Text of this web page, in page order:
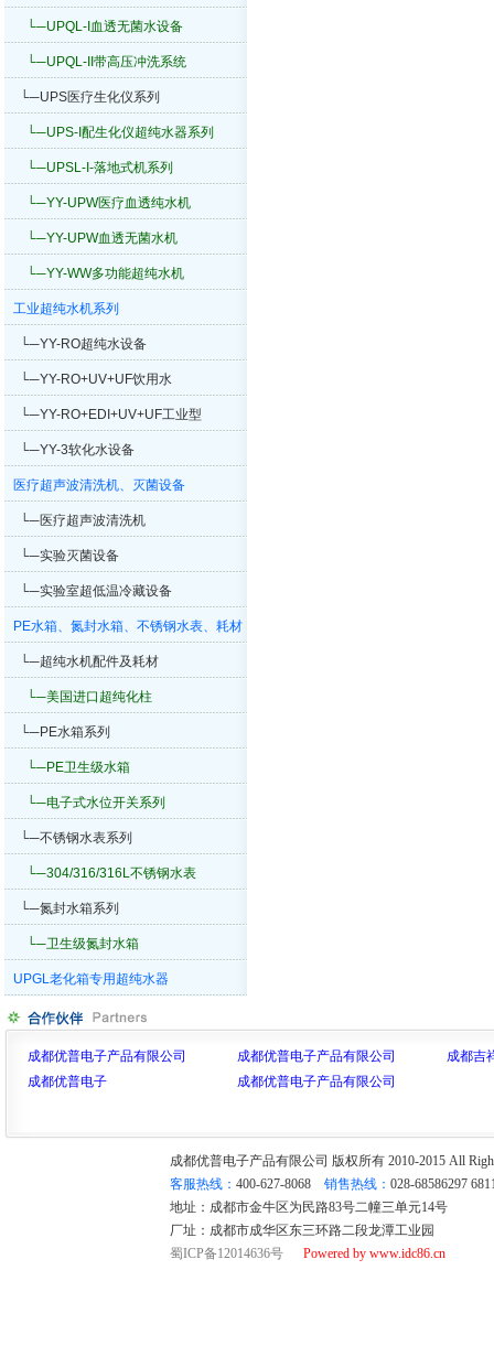
└─UPQL-I血透无菌水设备
└─UPQL-II带高压冲洗系统
└─UPS医疗生化仪系列
└─UPS-I配生化仪超纯水器系列
└─UPSL-I-落地式机系列
└─YY-UPW医疗血透纯水机
└─YY-UPW血透无菌水机
└─YY-WW多功能超纯水机
工业超纯水机系列
└─YY-RO超纯水设备
└─YY-RO+UV+UF饮用水
└─YY-RO+EDI+UV+UF工业型
└─YY-3软化水设备
医疗超声波清洗机、灭菌设备
└─医疗超声波清洗机
└─实验灭菌设备
└─实验室超低温冷藏设备
PE水箱、氮封水箱、不锈钢水表、耗材
系列
└─超纯水机配件及耗材
└─美国进口超纯化柱
└─PE水箱系列
└─PE卫生级水箱
└─电子式水位开关系列
└─不锈钢水表系列
└─304/316/316L不锈钢水表
└─氮封水箱系列
└─卫生级氮封水箱
UPGL老化箱专用超纯水器
成都优普电子产品有限公司 成都优普电子产品有限公司
成都吉
成都优普电子
成都优普电子产品有限公司
成都优普电子产品有限公司 版权所有 2010-2015 All
客服热线： 400-627-8068 销售热线： 028-68586297
地址：成都市金牛区为民路83号二幢三单元14号
厂址：成都市成华区东三环路二段龙潭工业园
蜀ICP备12014636号
Powered by www.idc86.cn